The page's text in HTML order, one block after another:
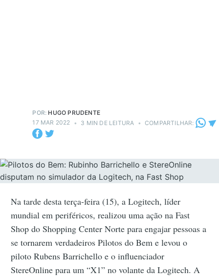
POR: HUGO PRUDENTE
17 MAR 2022 • 3 MIN DE LEITURA • COMPARTILHAR:
Na tarde desta terça-feira (15), a Logitech, líder
mundial em periféricos, realizou uma ação na Fast
Shop do Shopping Center Norte para engajar pessoas a
se tornarem verdadeiros Pilotos do Bem e levou o
piloto Rubens Barrichello e o influenciador
StereOnline para um “X1” no volante da Logitech. A